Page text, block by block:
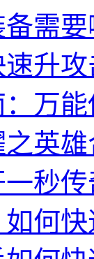
需
升
万
英
秒
何